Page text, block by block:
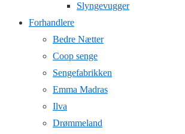
Slyngevugger
Forhandlere
Bedre Nætter
Coop senge
Sengefabrikken
Emma Madras
Ilva
Drømmeland